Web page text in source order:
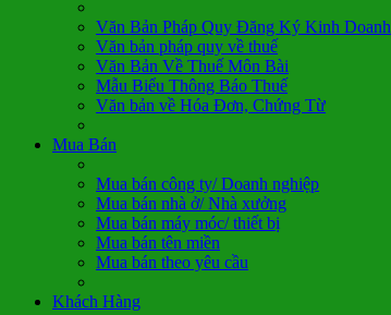
Văn Bản Pháp Quy Đăng Ký Kinh Doanh
Văn bản pháp quy về thuế
Văn Bản Về Thuế Môn Bài
Mẫu Biểu Thông Báo Thuế
Văn bản về Hóa Đơn, Chứng Từ
Mua Bán
Mua bán công ty/ Doanh nghiệp
Mua bán nhà ở/ Nhà xưởng
Mua bán máy móc/ thiết bị
Mua bán tên miền
Mua bán theo yêu cầu
Khách Hàng